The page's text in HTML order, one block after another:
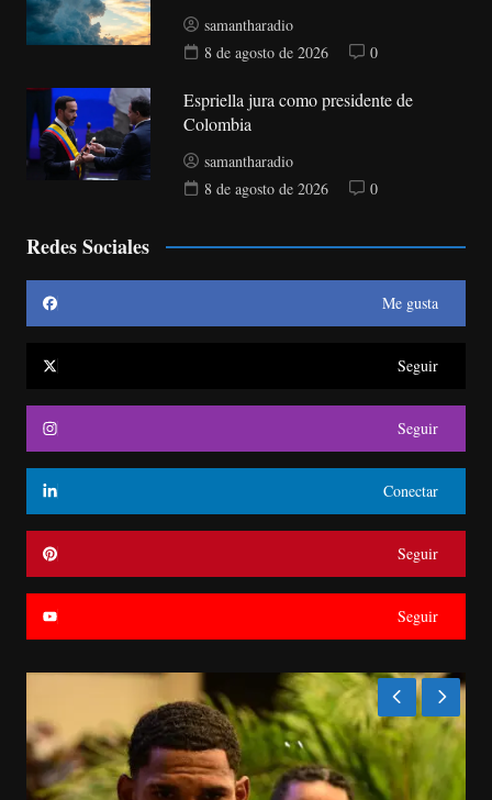
samantharadio
8 de agosto de 2026
0
Espriella jura como presidente de
Colombia
samantharadio
8 de agosto de 2026
0
Redes Sociales
Me gusta
Seguir
Seguir
Conectar
Seguir
Seguir